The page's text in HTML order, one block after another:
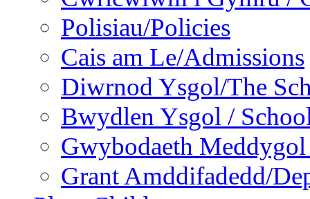
Polisiau/Policies
Cais am Le/Admissions
Diwrnod Ysgol/The
Bwydlen Ysgol /
Gwybodaeth
Grant Amddifadedd/